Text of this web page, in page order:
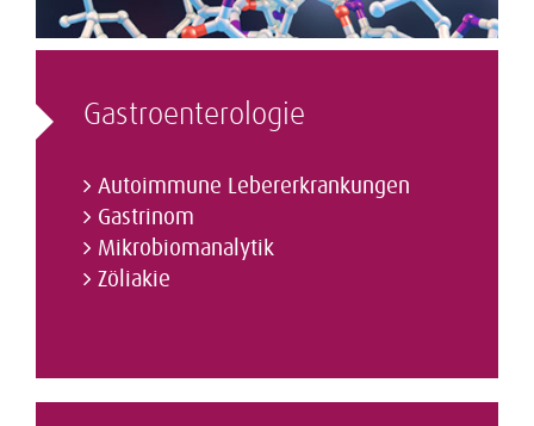
Gastro­enterologie
Autoimmune Lebererkrankungen
Gastrinom
Mikrobiomanalytik
Zöliakie